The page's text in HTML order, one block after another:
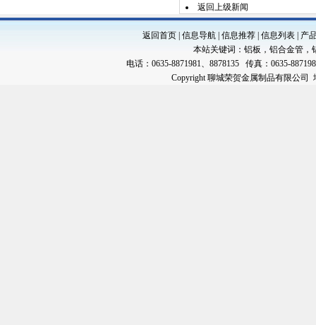
返回上级新闻
返回首页 信息导航 信息推荐 信息列表
产
本站关键词： 铝板 ， 铝合金管 ，
电话：0635-8871981、8878135 传真：0635-
Copyright 聊城荣贺金属制品有限公